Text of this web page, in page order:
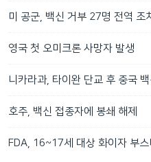
미 공군, 백신 거부 27명 전역 조치
영국 첫 오미크론 사망자 발생
니카라과, 타이완 단교 후 중국
호주, 백신 접종자에 봉쇄 해제
FDA, 16~17세 대상 화이자 부스